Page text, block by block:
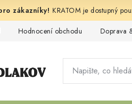
KRATOM je dostupný
Hodnocení obchodu Doprava